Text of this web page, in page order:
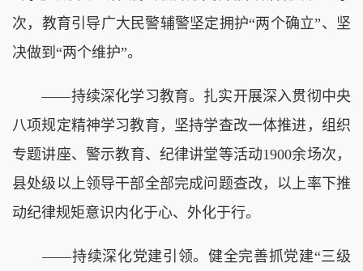
次，教育引导广大民警辅警坚定拥护“两个确立”、坚
决做到“两个维护”。
——持续深化学习教育。扎实开展深入贯彻中央
八项规定精神学习教育，坚持学查改一体推进，组织
专题讲座、警示教育、纪律讲堂等活动1900余场次，
县处级以上领导干部全部完成问题查改，以上率下推
动纪律规矩意识内化于心、外化于行。
——持续深化党建引领。健全完善抓党建“三级